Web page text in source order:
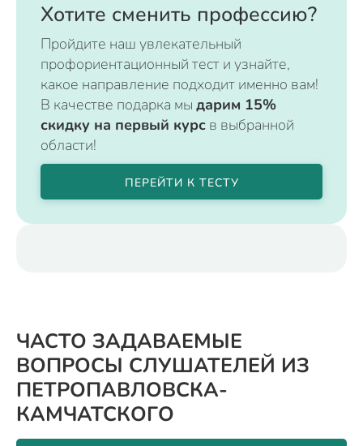
Хотите сменить профессию?
Пройдите наш увлекательный
профориентационный тест и узнайте,
какое направление подходит именно вам!
В качестве подарка мы дарим 15%
скидку на первый курс в выбранной
области!
ПЕРЕЙТИ К ТЕСТУ
ЧАСТО ЗАДАВАЕМЫЕ
ВОПРОСЫ СЛУШАТЕЛЕЙ ИЗ
ПЕТРОПАВЛОВСКА-
КАМЧАТСКОГО